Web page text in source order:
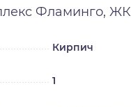
Фламинго, ЖК
Кирпич
1